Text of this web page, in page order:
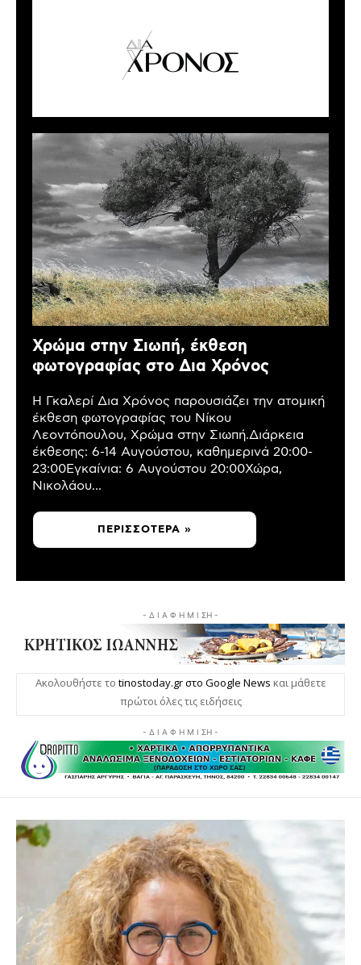
Χρώμα στην Σιωπή, έκθεση
φωτογραφίας στο Δια Χρόνος
Η Γκαλερί Δια Χρόνος παρουσιάζει την ατομική
έκθεση φωτογραφίας του Νίκου
Λεοντόπουλου, Χρώμα στην Σιωπή.Διάρκεια
έκθεσης: 6-14 Αυγούστου, καθημερινά 20:00-
23:00Εγκαίνια: 6 Αυγούστου 20:00Χώρα,
Νικολάου...
ΠΕΡΙΣΣΌΤΕΡΑ »
- Δ Ι Α Φ Η Μ Ι ΣΗ -
Ακολουθήστε το tinostoday.gr στο Google News και μάθετε
πρώτοι όλες τις ειδήσεις
- Δ Ι Α Φ Η Μ Ι ΣΗ -